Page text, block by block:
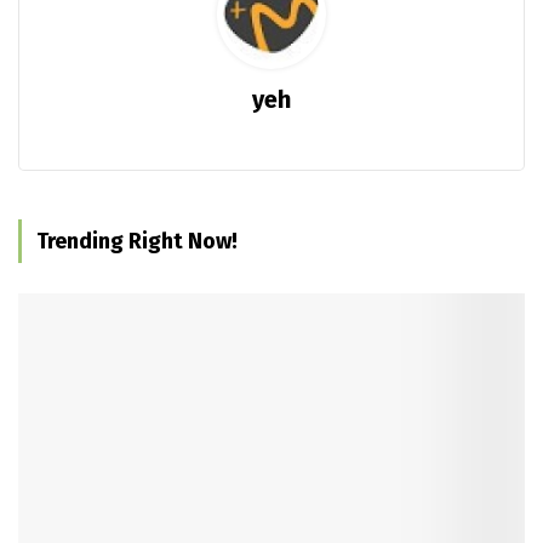
yeh
Trending Right Now!